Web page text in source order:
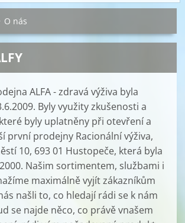
O nás
ALFA - zdravá výživa byla
Byly využity zkušenosti a
byly uplatněny při otevření a
první prodejny Racionální výživa,
10, 693 01 Hustopeče, která byla
Našim sortimentem, službami i
maximálně vyjít zákazníkům
našli to, co hledají rádi se k nám
se najde něco, co právě vnašem